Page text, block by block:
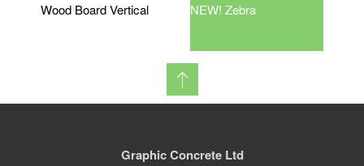
Wood Board Vertical NEW! Zebra
Graphic Concrete Ltd